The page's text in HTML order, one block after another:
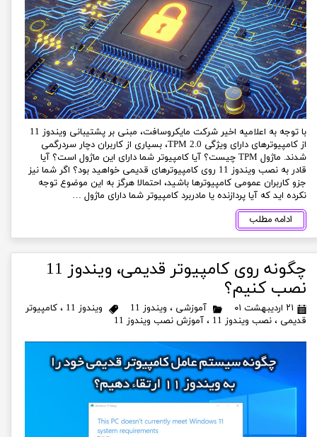
با توجه به اعلامیه اخیر شرکت مایکروسافت، مبنی بر پشتیبانی ویندوز 11
از کامپیوترهای دارای ویژگی TPM 2.0، بسیاری از کاربران دچار سردرگمی
شدند. ماژول TPM چیست؟ آیا کامپیوتر شما دارای این ماژول است؟ آیا
قادر به نصب ویندوز 11 روی کامپیوترهای قدیمی خواهید بود؟ اگر شما نیز
جزو کاربران عمومی کامپیوترها باشید، احتمالا هرگز به این موضوع توجه
نکرده اید که آیا پردازنده یا مادربرد کامپیوتر شما دارای ماژول …
ادامه مطلب
چگونه روی کامپیوتر قدیمی، ویندوز 11
نصب کنیم؟
۲۱ اردیبهشت ۰۱ آموزشی ، ویندوز 11 ویندوز 11 ، کامپیوتر
قدیمی ، نصب ویندوز 11 ، آموزش نصب ویندوز 11